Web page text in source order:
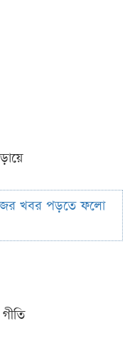
খবর পড়তে ফলো